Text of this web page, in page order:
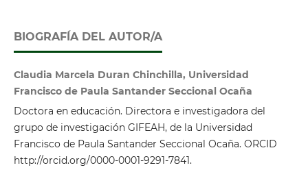
BIOGRAFÍA DEL AUTOR/A
Claudia Marcela Duran Chinchilla, Universidad
Francisco de Paula Santander Seccional Ocaña
Doctora en educación. Directora e investigadora del
grupo de investigación GIFEAH, de la Universidad
Francisco de Paula Santander Seccional Ocaña. ORCID
http://orcid.org/0000-0001-9291-7841.